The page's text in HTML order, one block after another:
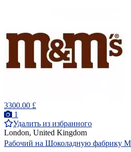
3300.00 £
1
Удалить из избранного
London, United Kingdom
Рабочий на Шоколадную фабрику